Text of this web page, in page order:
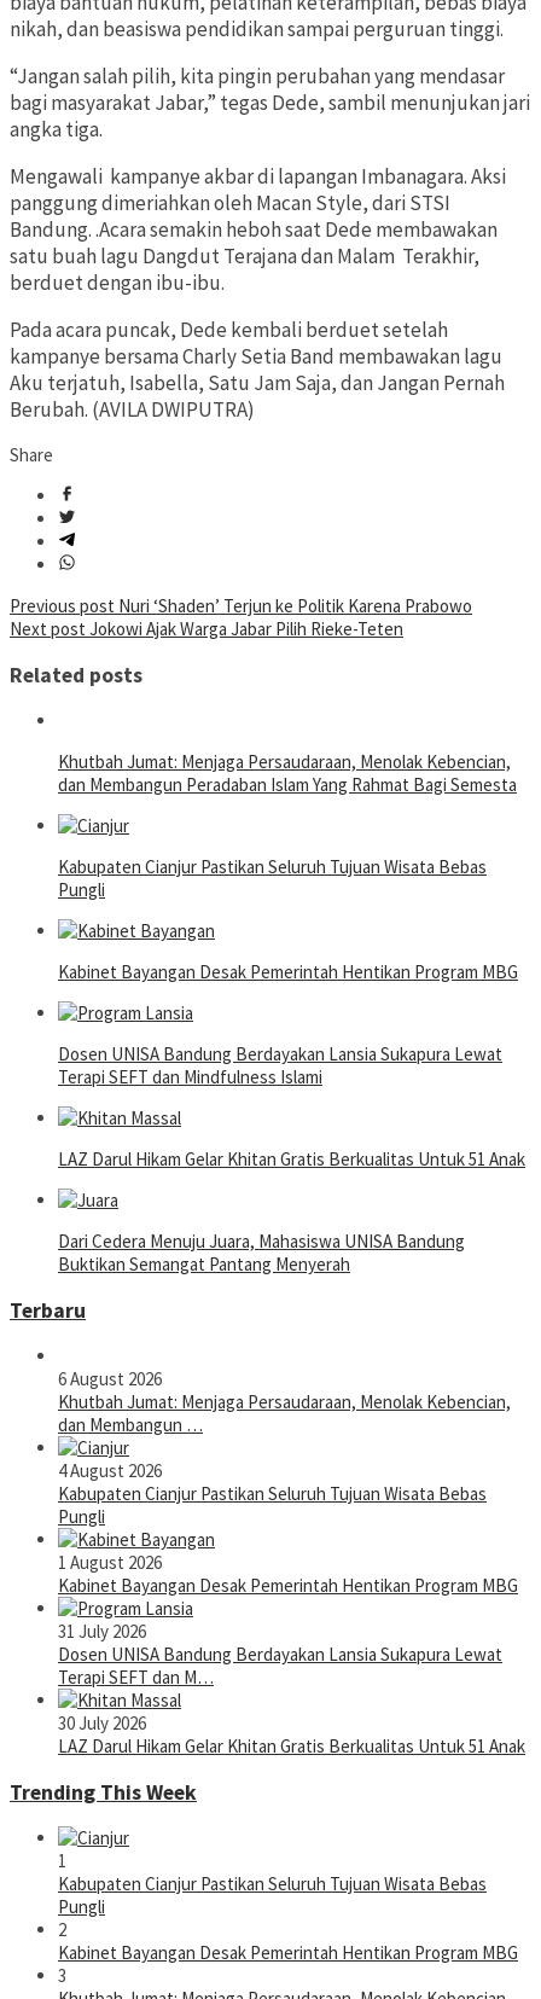
nikah, dan beasiswa pendidikan sampai perguruan tinggi.
“Jangan salah pilih, kita pingin perubahan yang mendasar
bagi masyarakat Jabar,” tegas Dede, sambil menunjukan jari
angka tiga.
Mengawali kampanye akbar di lapangan Imbanagara. Aksi
panggung dimeriahkan oleh Macan Style, dari STSI
Bandung. .Acara semakin heboh saat Dede membawakan
satu buah lagu Dangdut Terajana dan Malam Terakhir,
berduet dengan ibu-ibu.
Pada acara puncak, Dede kembali berduet setelah
kampanye bersama Charly Setia Band membawakan lagu
Aku terjatuh, Isabella, Satu Jam Saja, dan Jangan Pernah
Berubah. (AVILA DWIPUTRA)
Share
Post
navigation
Previous post Nuri ‘Shaden’ Terjun ke Politik Karena Prabowo
Next post Jokowi Ajak Warga Jabar Pilih Rieke-Teten
Related posts
Khutbah Jumat: Menjaga Persaudaraan, Menolak Kebencian,
dan Membangun Peradaban Islam Yang Rahmat Bagi Semesta
Kabupaten Cianjur Pastikan Seluruh Tujuan Wisata Bebas
Pungli
Kabinet Bayangan Desak Pemerintah Hentikan Program MBG
Dosen UNISA Bandung Berdayakan Lansia Sukapura Lewat
Terapi SEFT dan Mindfulness Islami
LAZ Darul Hikam Gelar Khitan Gratis Berkualitas Untuk 51 Anak
Dari Cedera Menuju Juara, Mahasiswa UNISA Bandung
Buktikan Semangat Pantang Menyerah
Terbaru
6 August 2026
Khutbah Jumat: Menjaga Persaudaraan, Menolak Kebencian,
dan Membangun …
4 August 2026
Kabupaten Cianjur Pastikan Seluruh Tujuan Wisata Bebas
Pungli
1 August 2026
Kabinet Bayangan Desak Pemerintah Hentikan Program MBG
31 July 2026
Dosen UNISA Bandung Berdayakan Lansia Sukapura Lewat
Terapi SEFT dan M…
30 July 2026
LAZ Darul Hikam Gelar Khitan Gratis Berkualitas Untuk 51 Anak
Trending This Week
1
Kabupaten Cianjur Pastikan Seluruh Tujuan Wisata Bebas
Pungli
2
Kabinet Bayangan Desak Pemerintah Hentikan Program MBG
3